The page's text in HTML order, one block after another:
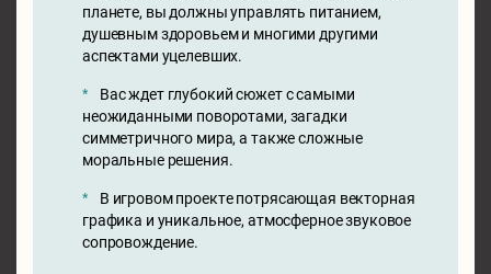
планете, вы должны управлять питанием,
душевным здоровьем и многими другими
аспектами уцелевших.
Вас ждет глубокий сюжет с самыми
неожиданными поворотами, загадки
симметричного мира, а также сложные
моральные решения.
В игровом проекте потрясающая векторная
графика и уникальное, атмосферное звуковое
сопровождение.